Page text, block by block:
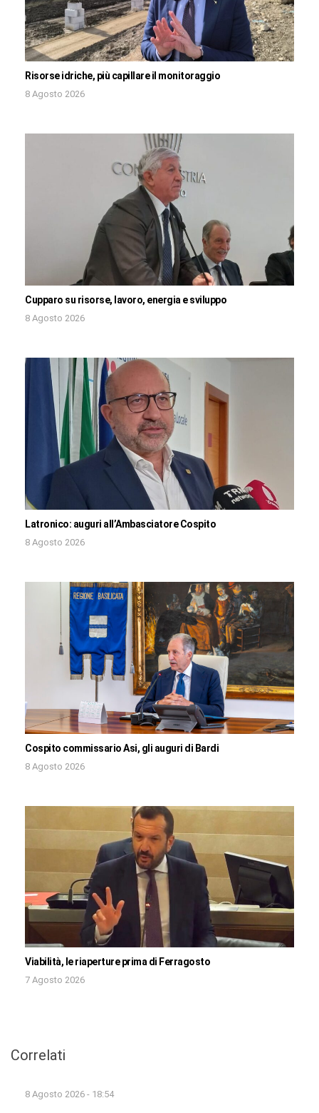
Risorse idriche, più capillare il monitoraggio
8 Agosto 2026
Cupparo su risorse, lavoro, energia e sviluppo
8 Agosto 2026
Latronico: auguri all’Ambasciatore Cospito
8 Agosto 2026
Cospito commissario Asi, gli auguri di Bardi
8 Agosto 2026
Viabilità, le riaperture prima di Ferragosto
7 Agosto 2026
Correlati
8 Agosto 2026 - 18:54